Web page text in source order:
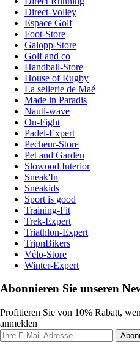
Direct-Volley
Espace Golf
Foot-Store
Galopp-Store
Golf and co
Handball-Store
House of Rugby
La sellerie de Maé
Made in Paradis
Nauti-wave
On-Fight
Padel-Expert
Pecheur-Store
Pet and Garden
Slowood Interior
Sneak'In
Sneakids
Sport is good
Training-Fit
Trek-Expert
Triathlon-Expert
TripnBikers
Vélo-Store
Winter-Expert
Abonnieren Sie unseren
Profitieren Sie von 10% Rabatt,
anmelden